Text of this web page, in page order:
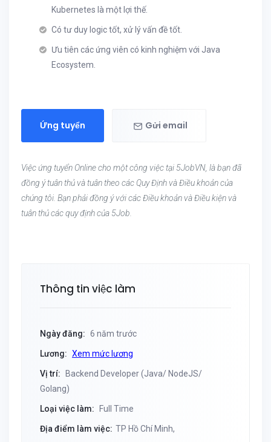
Kubernetes là một lợi thế.
Có tư duy logic tốt, xử lý vấn đề tốt.
Ưu tiên các ứng viên có kinh nghiệm với Java
Ecosystem.
Ứng tuyển Gửi email
Việc ứng tuyển Online cho một công việc tại 5JobVN, là bạn đã
đồng ý tuân thủ và tuân theo các Quy Định và Điều khoản của
chúng tôi. Bạn phải đồng ý với các Điều khoản và Điều kiện và
tuân thủ các quy định của 5Job.
Thông tin việc làm
Ngày đăng: 6 năm trước
Lương: Xem mức lương
Vị trí:
Backend Developer (Java/ NodeJS/
Golang)
Loại việc làm: Full Time
Địa điểm làm việc: TP Hồ Chí Minh,